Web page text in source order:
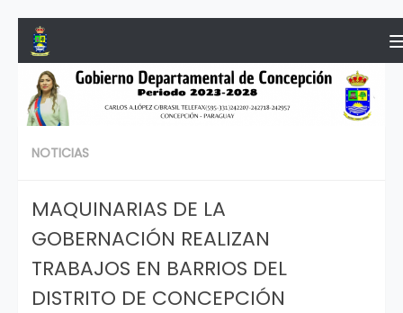
Saltar al contenido
NOTICIAS
MAQUINARIAS DE LA
GOBERNACIÓN REALIZAN
TRABAJOS EN BARRIOS DEL
DISTRITO DE CONCEPCIÓN